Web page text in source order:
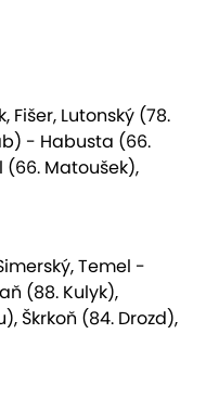
Fišer, Lutonský (78.
- Habusta (66.
(66. Matoušek),
Temel -
(88. Kulyk),
Škrkoň (84. Drozd),